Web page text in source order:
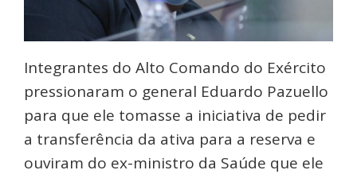
Integrantes do Alto Comando do Exército
pressionaram o general Eduardo Pazuello
para que ele tomasse a iniciativa de pedir
a transferência da ativa para a reserva e
ouviram do ex-ministro da Saúde que ele